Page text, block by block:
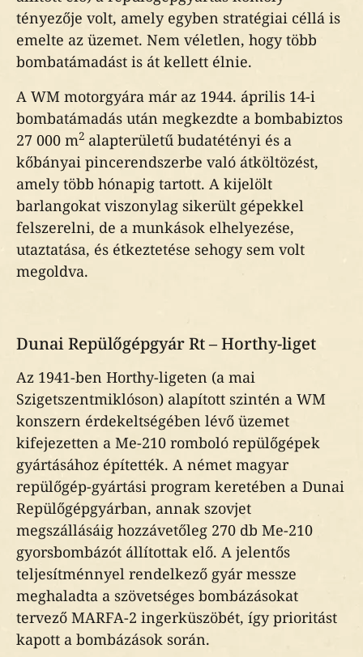
tényezője volt, amely egyben stratégiai céllá is
emelte az üzemet. Nem véletlen, hogy több
bombatámadást is át kellett élnie.
A WM motorgyára már az 1944. április 14-i
bombatámadás után megkezdte a bombabiztos
27 000 m2 alapterületű budatétényi és a
kőbányai pincerendszerbe való átköltözést,
amely több hónapig tartott. A kijelölt
barlangokat viszonylag sikerült gépekkel
felszerelni, de a munkások elhelyezése,
utaztatása, és étkeztetése sehogy sem volt
megoldva.
Dunai Repülőgépgyár Rt – Horthy-liget
Az 1941-ben Horthy-ligeten (a mai
Szigetszentmiklóson) alapított szintén a WM
konszern érdekeltségében lévő üzemet
kifejezetten a Me-210 romboló repülőgépek
gyártásához építették. A német magyar
repülőgép-gyártási program keretében a Dunai
Repülőgépgyárban, annak szovjet
megszállásáig hozzávetőleg 270 db Me-210
gyorsbombázót állítottak elő. A jelentős
teljesítménnyel rendelkező gyár messze
meghaladta a szövetséges bombázásokat
tervező MARFA-2 ingerküszöbét, így prioritást
kapott a bombázások során.